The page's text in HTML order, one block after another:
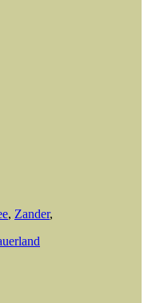
, Zander,